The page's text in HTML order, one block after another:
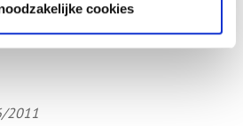
cookies
Historisch Purmerend) / Redactie
2011